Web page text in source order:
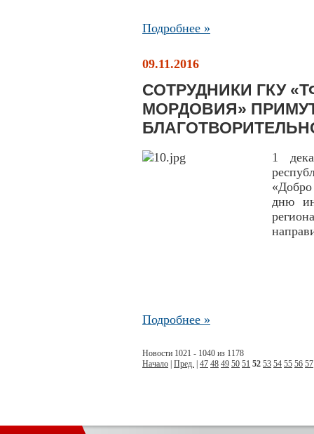
Подробнее »
09.11.2016
СОТРУДНИКИ ГКУ
МОРДОВИЯ»
1
дню
Подробнее »
Новости 1021 - 1040 из 1178
Начало Пред. 47 48 49 50 51 52 53 54 55 56 57